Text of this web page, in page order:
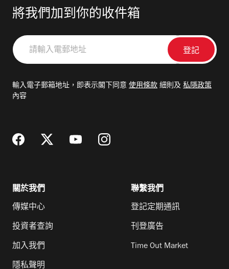
將我們加到你的收件箱
請
輸
郵
輸入電子郵箱地址，即表示閣下同意 使用條款 細則及 私隱政策
內容
關於我們
傳媒中心
投資者查詢
加入我們
隱私聲明
聯繫我們
登記定期通訊
刊登廣告
Time Out Market